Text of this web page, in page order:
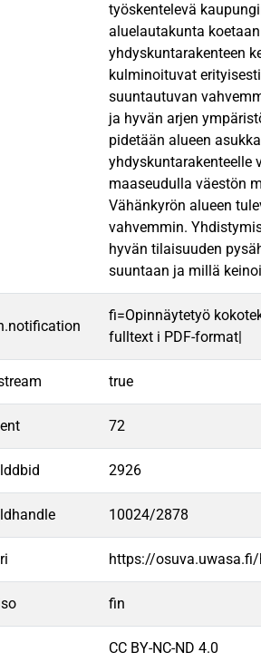
työskentelevä
aluelautakunta
yhdyskuntarakenteen
kulminoituvat
suuntautuvan
ja hyvän arjen
pidetään alueen
yhdyskuntarakenteelle
maaseudulla väestön
Vähänkyrön alueen
vahvemmin.
hyvän tilaisuuden
suuntaan ja millä
fi=Opinnäytetyö
fulltext i PDF-format|
true
72
2926
10024/2878
https://
fin
CC BY-NC-ND 4.0